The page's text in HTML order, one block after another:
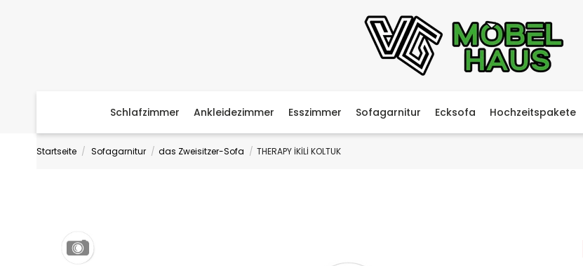
Schlafzimmer Ankleidezimmer Esszimmer Sofagarnitur Ecksofa Hochzeitspakete
Startseite Sofagarnitur das Zweisitzer-Sofa THERAPY İKİLİ KOLTUK